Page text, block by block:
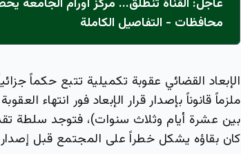
محافظات - التفاصيل الكاملة
الإبعاد القضائي عقوبة تكميلية تتبع حكماً
ملزماً قانوناً بإصدار قرار الإبعاد فور انتهاء
بين عشرة أيام وثلاث سنوات)، فتوجد سلطة
كان بقاؤه يشكل خطراً على المجتمع قبل إصدار